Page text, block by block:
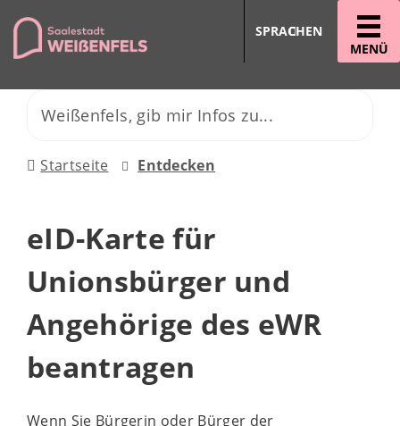
MENÜ
SPRACHEN
Startseite Entdecken
eID-Karte für
Unionsbürger und
Angehörige des eWR
beantragen
Wenn Sie Bürgerin oder Bürger der